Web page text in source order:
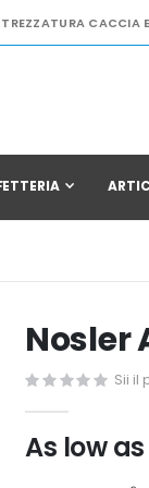
CACCIA
Nosler
Sii il
As low as